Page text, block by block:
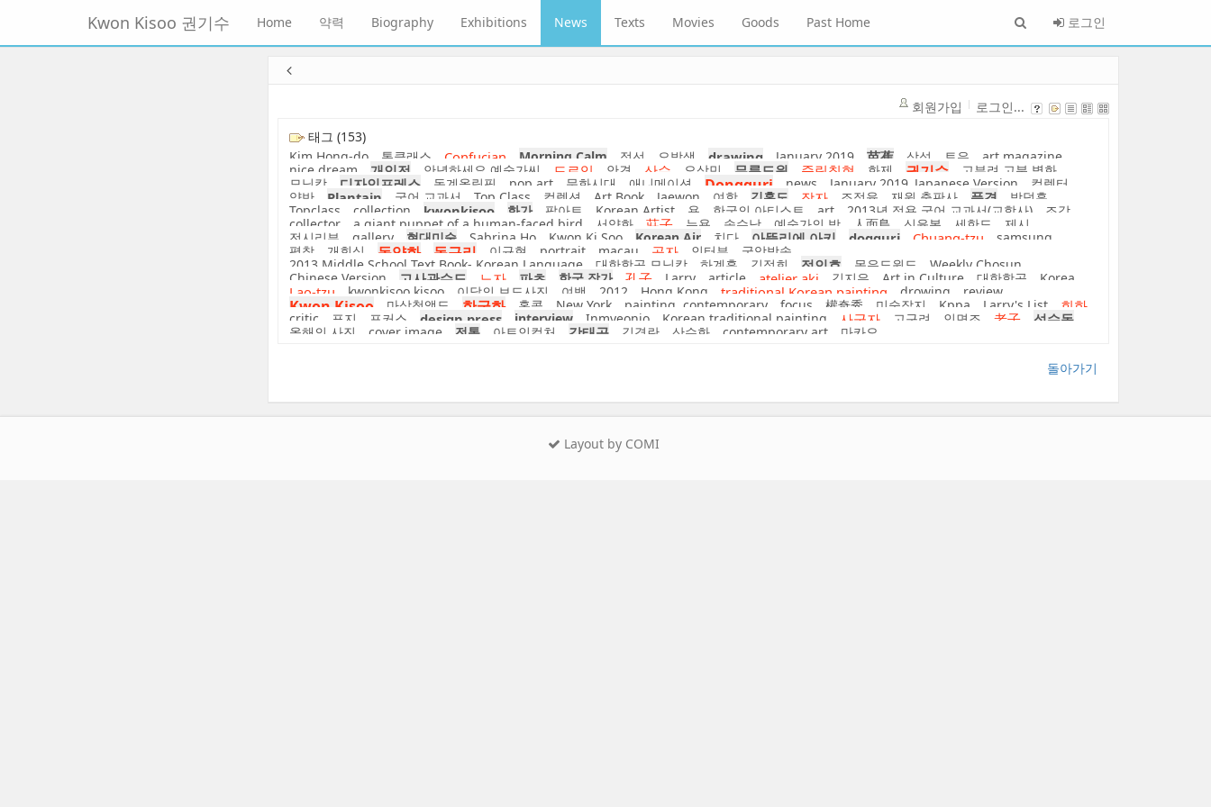
뉴
토
Kwon Kisoo 권기수 Home 약력 Biography Exhibitions News Texts Movies Goods Past Home 로그인
회원가입
로그인...
태그 (153)
Kim Hong-do
톱클래스 Confucian Morning Calm 정선 오방색 drawing January 2019 芭蕉 삼성 토우 art magazine
nice dream 개인전 안녕하세요 예술가씨 드로잉 안견 산수 오상민 무릉도원 죽림칠현 화제 권기수 고부려 고분 벽화
모닝캄 디자인프레스 동계올림픽 pop art 문화시대 애니메이션 Dongguri news January 2019_Japanese Version 컬렉터
양반 Plantain 국어 교과서 Top Class 컬렉션 Art Book Jaewon 여항 김홍도 장자 조정육 재원 출판사 풍경 박덕흠
Topclass collection kwonkisoo 화가 팝아트 Korean Artist 용 한국의 아티스트 art 2013년 적용 국어 교과서(교학사) 조각
collector a giant puppet of a human-faced bird 서양화 莊子 뉴욕 송수남 예술가의 방 人面鳥 신윤복 세한도 제시
전시리뷰 gallery 현대미술 Sabrina Ho Kwon Ki Soo Korean Air 치다 아뜰리에 아키 dogguri Chuang-tzu samsung
평창 개회식 동양화 동구리 이규현 portrait macau 공자 인터뷰 국악방송
2013 Middle School Text Book- Korean Language 대한항공 모닝캄 하계훈 김정희 정인호 몽유도원도 Weekly Chosun
Chinese Version 고사관수도 노자 파초 한국 작가 孔子 Larry article atelier aki 김지은 Art in Culture 대한항공 Korea
Lao-tzu kwonkisoo.kisoo 이달의 보도사진 여백 2012 Hong Kong traditional Korean painting drowing review
Kwon Kisoo 마상청앵도 한국화 홍콩 New York painting. contemporary focus 權奇秀 미술잡지 Kppa Larry's List 회화
critic 표지 포커스 design press interview Inmyeonjo Korean traditional painting 사군자 고구려 인면조 老子 성수동
올해의 사진 cover image 전통 아트인컬처 강태공 김경란 산수화 contemporary art 마카오
돌아가기
Layout by COMI